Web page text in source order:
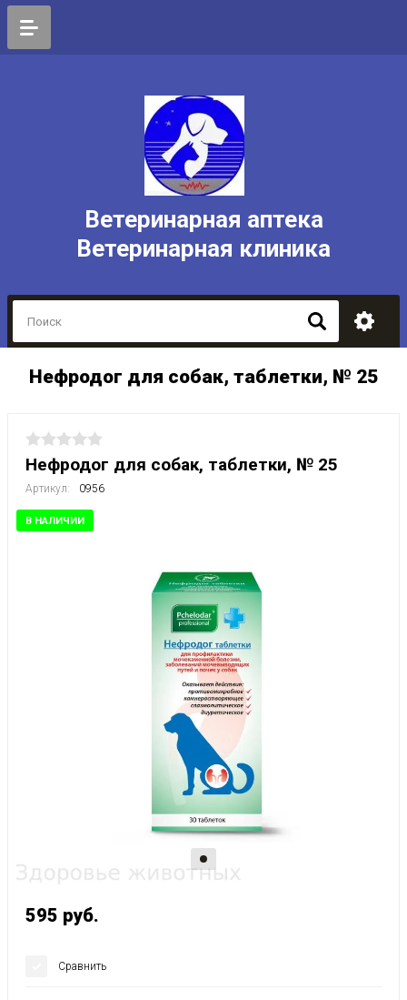
Ветеринарная аптека
Ветеринарная клиника
Нефродог для собак, таблетки, № 25
Нефродог для собак, таблетки, № 25
Артикул: 0956
В НАЛИЧИИ
595 руб.
Сравнить